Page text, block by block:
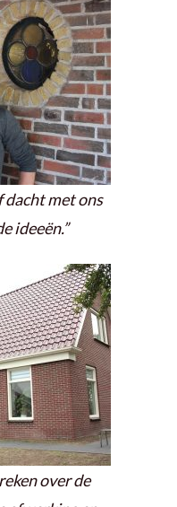
dacht met ons
ideeën.”
over de